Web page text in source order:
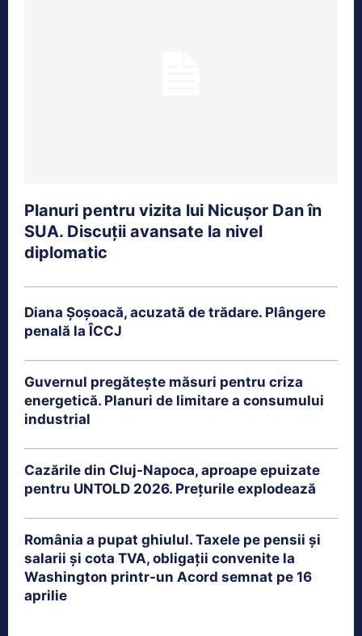
Planuri pentru vizita lui Nicușor Dan în
SUA. Discuții avansate la nivel
diplomatic
Diana Șoșoacă, acuzată de trădare. Plângere
penală la ÎCCJ
Guvernul pregătește măsuri pentru criza
energetică. Planuri de limitare a consumului
industrial
Cazările din Cluj-Napoca, aproape epuizate
pentru UNTOLD 2026. Prețurile explodează
România a pupat ghiulul. Taxele pe pensii și
salarii și cota TVA, obligații convenite la
Washington printr-un Acord semnat pe 16
aprilie